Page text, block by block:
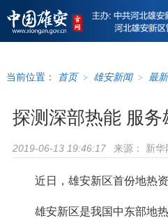
当前位置： 首页 > 雄安新闻 > 最
探测深部热能 服
2019-06-13 19:46:17 来源： 新华
近日，雄安新区首份地热资
雄安新区是我国中东部地热